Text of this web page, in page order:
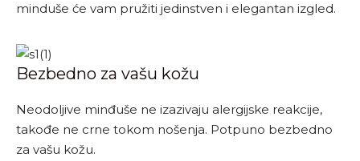
minduše će vam pružiti jedinstven i elegantan izgled.
Bezbedno za vašu kožu
Neodoljive minđuše ne izazivaju alergijske reakcije,
takođe ne crne tokom nošenja. Potpuno bezbedno
za vašu kožu.